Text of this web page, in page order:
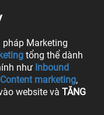
Marketing
tổng thể dành
như Inbound
Content marketing,
website và TĂNG